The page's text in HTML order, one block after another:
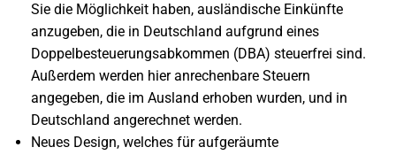
Sie die Möglichkeit haben, ausländische Einkünfte
anzugeben, die in Deutschland aufgrund eines
Doppelbesteuerungsabkommen (DBA) steuerfrei sind.
Außerdem werden hier anrechenbare Steuern
angegeben, die im Ausland erhoben wurden, und in
Deutschland angerechnet werden.
Neues Design, welches für aufgeräumte